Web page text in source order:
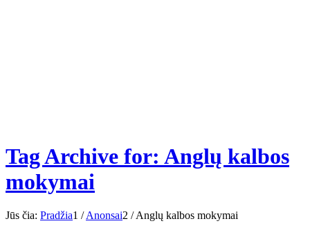
Tag Archive for: Anglų kalbos
mokymai
Jūs čia: Pradžia1 / Anonsai2 / Anglų kalbos mokymai